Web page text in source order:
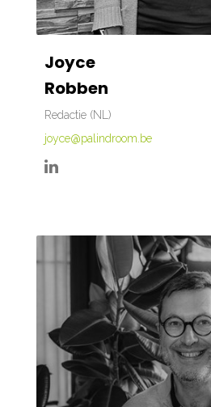
Joyce
Robben
Redactie (NL)
joyce@palindroom.be